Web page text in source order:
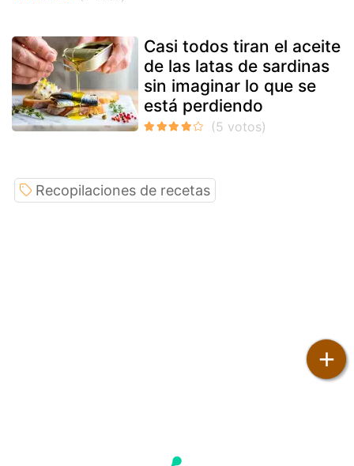
Casi todos tiran el aceite
de las latas de sardinas
sin imaginar lo que se
está perdiendo
+
Recopilaciones de recetas